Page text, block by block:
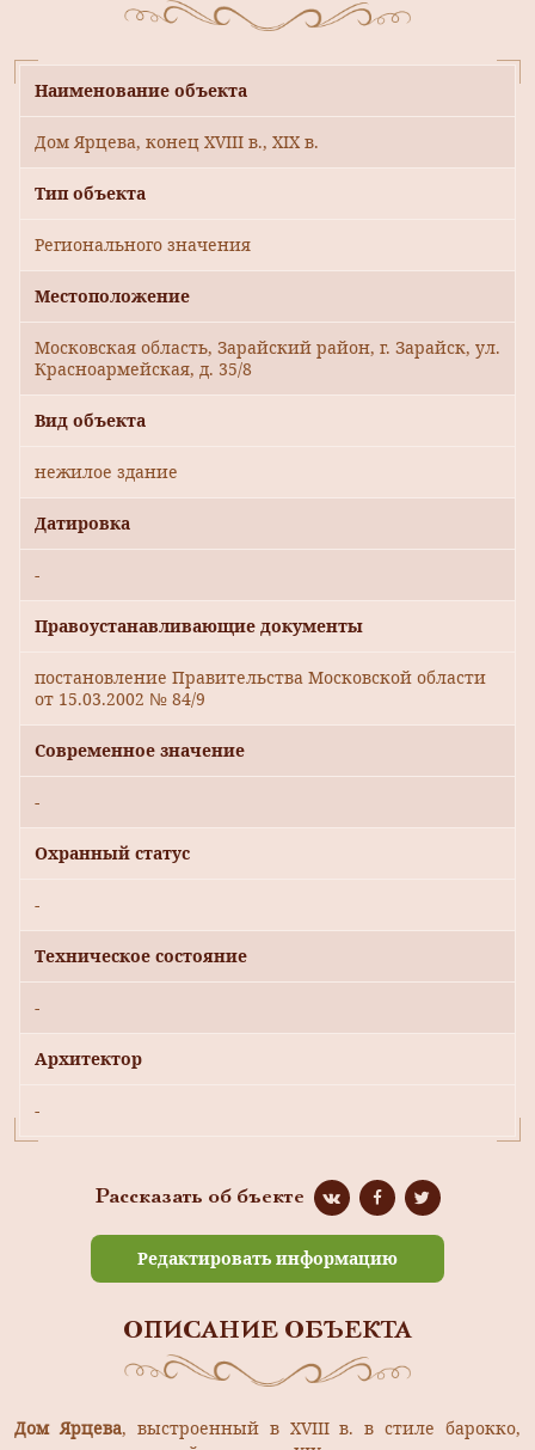
Наименование объекта
Дом Ярцева, конец XVIII в., XIX в.
Тип объекта
Регионального значения
Местоположение
Московская область, Зарайский район, г. Зарайск, ул.
Красноармейская, д. 35/8
Вид объекта
нежилое здание
Датировка
-
Правоустанавливающие документы
постановление Правительства Московской области
от 15.03.2002 № 84/9
Современное значение
-
Охранный статус
-
Техническое состояние
-
Архитектор
-
Рассказать об бъекте
Редактировать информацию
ОПИСАНИЕ ОБЪЕКТА
Дом Ярцева, выстроенный в XVIII в. в стиле барокко,